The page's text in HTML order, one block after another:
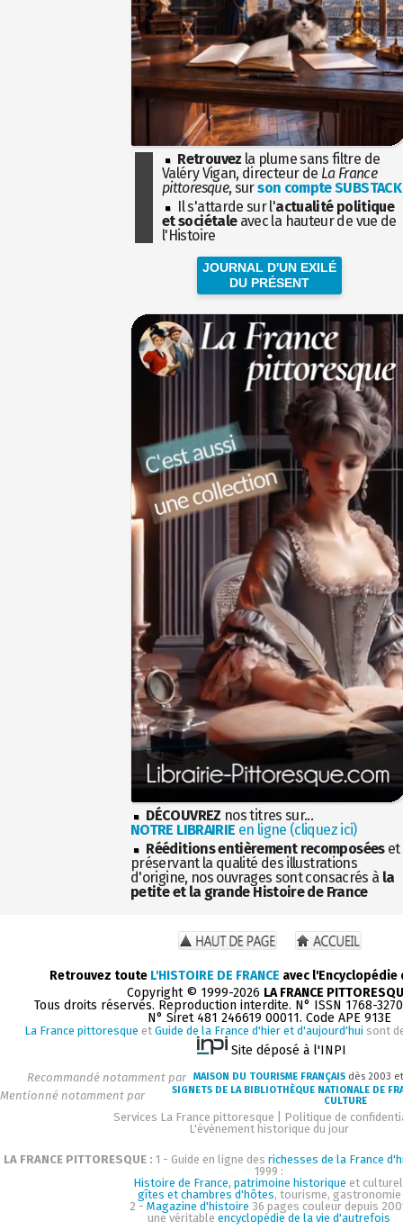
Retrouvez la plume sans filtre de
Valéry Vigan, directeur de La France
pittoresque, surson compte SUBSTACK
Il s'attarde sur l'actualité politique
et sociétaleavec la hauteur de vue de
l'Histoire
JOURNAL D'UN EXILÉ
DU PRÉSENT
DÉCOUVREZ nos titres sur...
NOTRE LIBRAIRIE en ligne (cliquez ici)
Rééditions entièrement recomposéeset
préservant la qualité des illustrations
d'origine, nos ouvrages sont consacrés à la
petite et la grande Histoire de France
Retrouvez toute L'HISTOIRE DE FRANCE avec
Copyright © 1999-2026 LA FRANCE
Tous droits réservés. Reproduction interdite. N° ISSN 1768-
N° Siret 481 246619 00011. Code APE 913E
La France pittoresque et Guide de la France d'hier et d'aujourd'hui sont
Site déposé à l'INPI
Recommandé notamment par MAISON DU TOURISME FRANÇAIS dès 2003
Mentionné notamment par
SIGNETS DE LA BIBLIOTHÈQUE NATIONALE DE
CULTURE
Services La France pittoresque
Politique de
L'événement historique du jour
LA FRANCE PITTORESQUE : 1 - Guide en ligne des richesses de la France
1999 :
Histoire de France, patrimoine historique et
gîtes et chambres d'hôtes, tourisme, gastronomie
2 - Magazine d'histoire 36 pages couleur depuis
une véritableencyclopédie de la vie d'autrefois